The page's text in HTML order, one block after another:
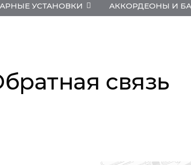
УСТАНОВКИ АККОРДЕОНЫ И
связь